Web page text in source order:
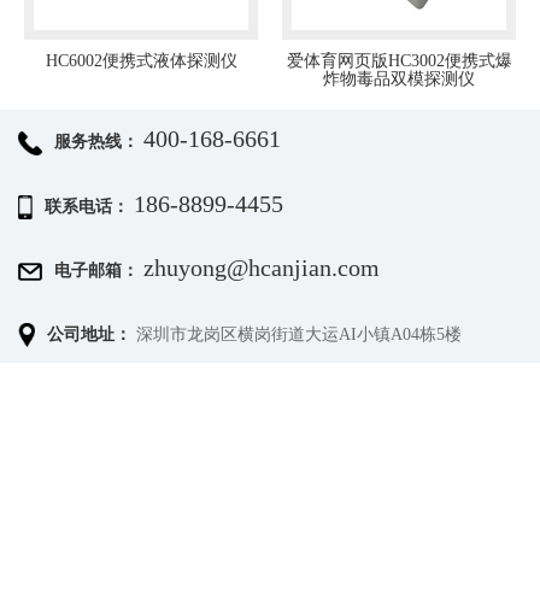
HC6002便携式液体探测仪
爱体育网页版HC3002便携式爆
炸物毒品双模探测仪
服务热线： 400-168-6661
联系电话： 186-8899-4455
电子邮箱： zhuyong@hcanjian.com
公司地址： 深圳市龙岗区横岗街道大运AI小镇A04栋5楼